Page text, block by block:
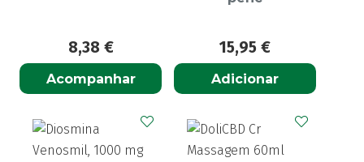
8,38 €
Acompanhar
15,95 €
Adicionar